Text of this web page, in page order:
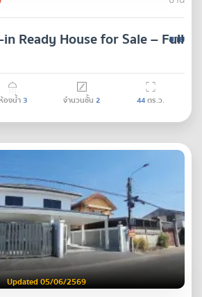
ขาย
Ready House for Sale – Fully
องน้ำ3 จำนวนชั้น 2 44ตร.ว.
Updated 05/06/2569